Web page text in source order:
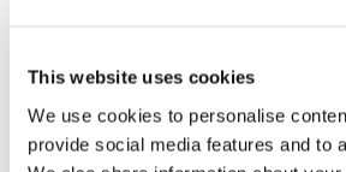
This website uses cookies
We use cookies to personalise
provide social media features and to
Kompetenz und Technologie
sehen können. Weder das Labor
werden Ihre Ergebnisse
Health Test ID eingeben.